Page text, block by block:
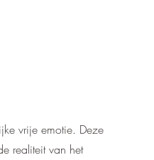
vrije emotie. Deze
realiteit van het